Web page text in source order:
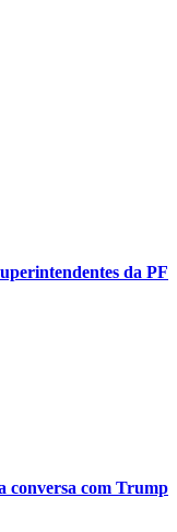
da PF
conversa com Trump